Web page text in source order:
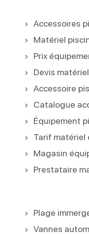
Accessoires
Matériel
Prix
Devis
Accessoire
Catalogue
Équipement
Tarif matériel
Magasin
Prestataire
Plage
Vannes